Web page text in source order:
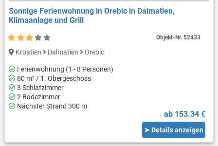
Sonnige Ferienwohnung in Orebic in Dalmatien,
Klimaanlage und Grill
Kroatien Dalmatien Orebic
Ferienwohnung (1 - 8 Personen)
80 m² / 1. Obergeschoss
3 Schlafzimmer
2 Badezimmer
Nächster Strand 300 m
ab 153.34 €
➤ Details anzeigen
Objekt-Nr.52433